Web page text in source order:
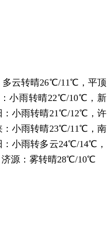
云转晴26℃/11℃，平顶
小雨转晴22℃/10℃，新
小雨转晴21℃/12℃，许
小雨转晴23℃/11℃，南
小雨转多云24℃/14℃，
源：雾转晴28℃/10℃